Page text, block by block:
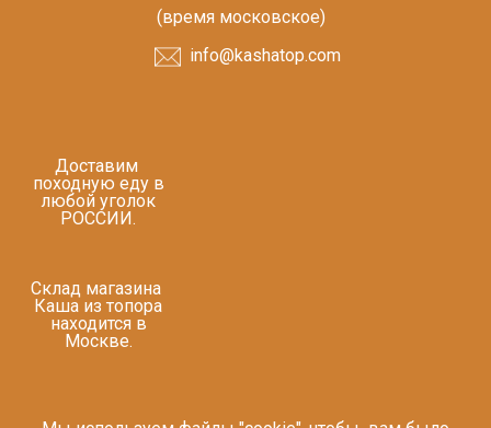
(время московское)
info@kashatop.com
Доставим
походную еду в
любой уголок
РОССИИ.
Склад магазина
Каша из топора
находится в
Москве.